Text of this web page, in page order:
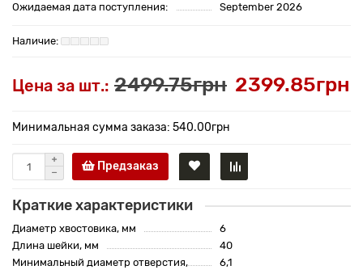
Ожидаемая дата поступления:
September 2026
Цена за шт.: 2499.75грн 2399.85грн
Минимальная сумма заказа: 540.00грн
Предзаказ
Краткие характеристики
Диаметр хвостовика, мм
6
Длина шейки, мм
40
Минимальный диаметр отверстия,
6,1